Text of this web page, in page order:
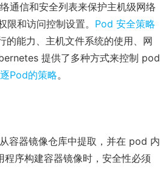
通信和安全列表来保护主机级网络
和访问控制设置。 Pod 安全策略
的能力、主机文件系统的使用、网
提供了多种方式来控制 pod
Pod的策略。
容器镜像仓库中提取，并在 pod 内
序构建容器镜像时，安全性必须